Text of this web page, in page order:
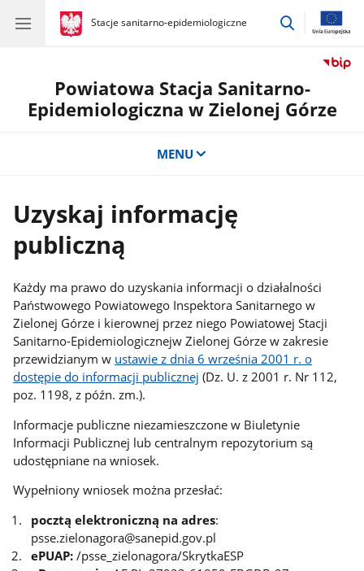
gov.pl
Stacje sanitarno-epidemiologiczne
gov.pl
Stacje
przejdź
Powiatowa Stacja Sanitarno-
Epidemiologiczna w Zielonej Górze
MENU
Uzyskaj informację
publiczną
Każdy ma prawo do uzyskania informacji o działalności
Państwowego Powiatowego Inspektora Sanitarnego w
Zielonej Górze i kierownej przez niego Powiatowej Stacji
Sanitarno-Epidemiologicznejw Zielonej Górze w zakresie
przewidzianym w ustawie z dnia 6 września 2001 r. o
dostępie do informacji publicznej (Dz. U. z 2001 r. Nr 112,
poz. 1198, z późn. zm.).
Informacje publiczne niezamieszczone w Biuletynie
Informacji Publicznej lub centralnym repozytorium są
udostępniane na wniosek.
Wypełniony wniosek można przesłać:
pocztą elektroniczną na adres:
psse.zielonagora@sanepid.gov.pl
ePUAP:/psse_zielonagora/SkrytkaESP